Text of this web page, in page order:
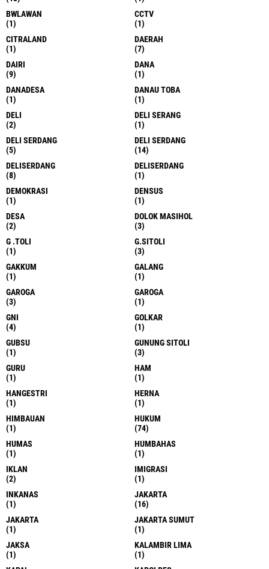
BWLAWAN
(1)
CCTV
(1)
CITRALAND
(1)
DAERAH
(7)
DAIRI
(9)
DANA
(1)
DANADESA
(1)
DANAU TOBA
(1)
DELI
(2)
DELI SERANG
(1)
DELI SERDANG
(5)
DELI SERDANG
(14)
DELISERDANG
(8)
DELISERDANG
(1)
DEMOKRASI
(1)
DENSUS
(1)
DESA
(2)
DOLOK MASIHOL
(3)
G .TOLI
(1)
G.SITOLI
(3)
GAKKUM
(1)
GALANG
(1)
GAROGA
(3)
GAROGA
(1)
GNI
(4)
GOLKAR
(1)
GUBSU
(1)
GUNUNG SITOLI
(3)
GURU
(1)
HAM
(1)
HANGESTRI
(1)
HERNA
(1)
HIMBAUAN
(1)
HUKUM
(74)
HUMAS
(1)
HUMBAHAS
(1)
IKLAN
(2)
IMIGRASI
(1)
INKANAS
(1)
JAKARTA
(16)
JAKARTA
(1)
JAKARTA SUMUT
(1)
JAKSA
(1)
KALAMBIR LIMA
(1)